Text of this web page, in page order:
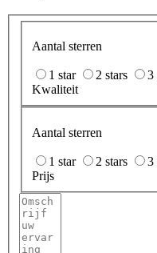
Aantal sterren
1 star 2 stars 3
Kwaliteit
Aantal sterren
1 star 2 stars 3
Prijs